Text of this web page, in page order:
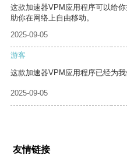
这款加速器VPM应用程序可以给
助你在网络上自由移动。
2025-09-05
游客
这款加速器VPM应用程序已经为
2025-09-05
友情链接